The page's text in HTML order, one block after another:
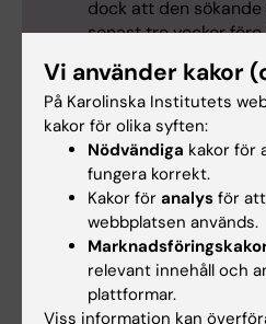
dock att den
senast tre veckor
efter antagningen
intyg skickas till
Möjlighet till
Forskarskolan ersätter
med 61 197 kr per block
kursperioderna under
Vi använder kakor
På Karolinska Institutets
kakor för olika syften:
Nödvändiga kakor för
fungera korrekt.
Kakor för analys för
webbplatsen används.
relevant innehåll och
plattformar.
Viss information kan